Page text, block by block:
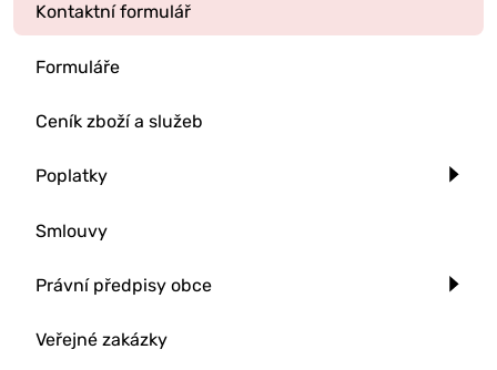
Kontaktní formulář
Formuláře
Ceník zboží a služeb
Poplatky
Smlouvy
Právní předpisy obce
Veřejné zakázky